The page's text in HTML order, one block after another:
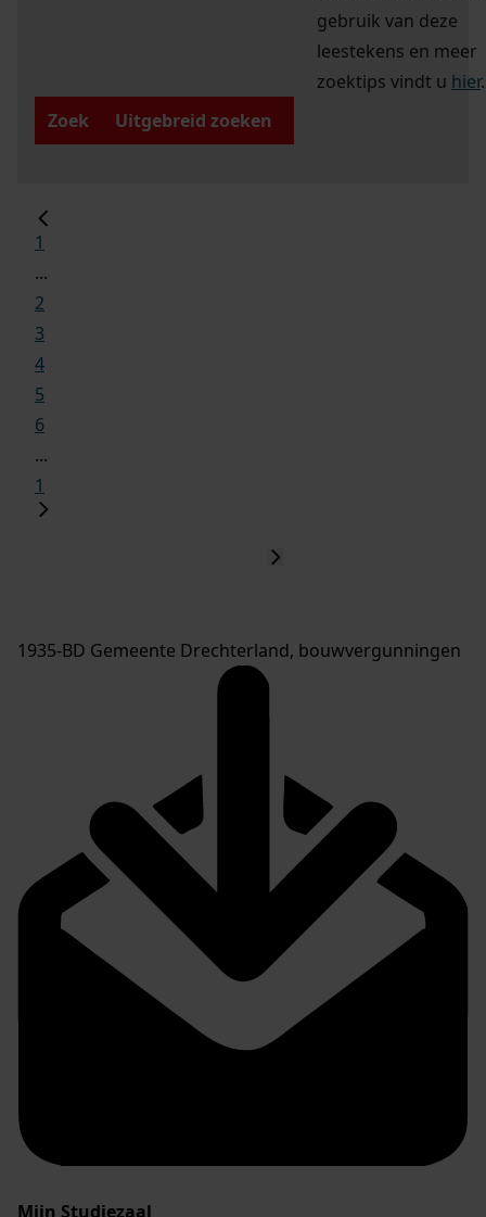
gebruik van deze
leestekens en meer
zoektips vindt u hier.
Zoek
Uitgebreid zoeken
1
...
2
3
4
5
6
...
1
1935-BD Gemeente Drechterland, bouwvergunningen
Mijn Studiezaal